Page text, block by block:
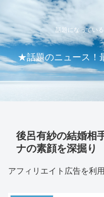
話題になってい
★話題のニュース！
後呂有紗の結婚相
ナの素顔を深掘り
アフィリエイト広告を利